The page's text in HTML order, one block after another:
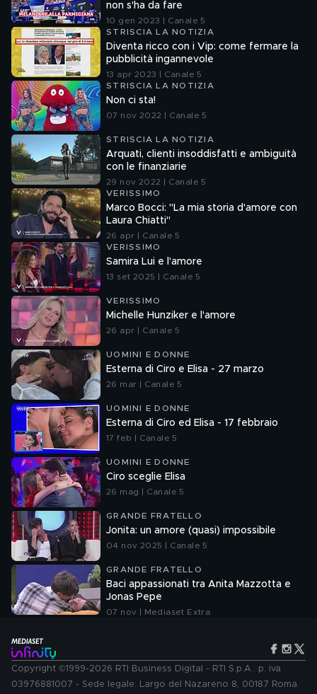
non s'ha da fare
10 gen 2023 | Canale 5
STRISCIA LA NOTIZIA
Diventa ricco con i Vip: come fermare la
pubblicità ingannevole
13 apr 2023 | Canale 5
STRISCIA LA NOTIZIA
Non ci sta!
07 nov 2022 | Canale 5
STRISCIA LA NOTIZIA
Arquati, clienti insoddisfatti e ambiguità
con le finanziarie
29 nov 2022 | Canale 5
VERISSIMO
Marco Bocci: "La mia storia d'amore con
Laura Chiatti"
26 apr | Canale 5
VERISSIMO
Samira Lui e l'amore
13 set 2025 | Canale 5
VERISSIMO
Michelle Hunziker e l'amore
26 apr | Canale 5
UOMINI E DONNE
Esterna di Ciro e Elisa - 27 marzo
26 mar | Canale 5
UOMINI E DONNE
Esterna di Ciro ed Elisa - 17 febbraio
17 feb | Canale 5
UOMINI E DONNE
Ciro sceglie Elisa
26 mag | Canale 5
GRANDE FRATELLO
Jonita: un amore (quasi) impossibile
04 nov 2025 | Canale 5
GRANDE FRATELLO
Baci appassionati tra Anita Mazzotta e
Jonas Pepe
07 nov | Mediaset Extra
Copyright ©1999-2026 RTI Business Digital - RTI S.p.A.: p. iva
03976881007 - Sede legale: Largo del Nazareno 8, 00187 Roma.